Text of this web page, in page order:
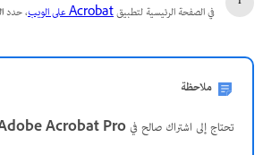
في الصفحة الرئيسية لتطبيقAcrobat على الويب ، حدد
ملاحظة
تحتاج إلى اشتراك صالح فيAcrobat Pro